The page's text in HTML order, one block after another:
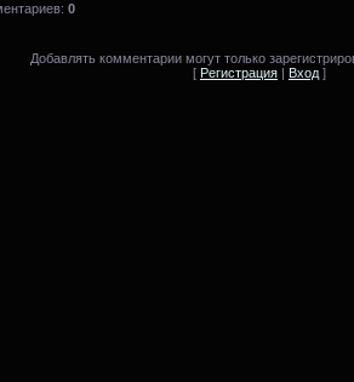
0
Добавлять комментарии могут только
[ Регистрация Вход ]